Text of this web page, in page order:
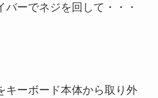
ーでネジを回して・・・
キーボード本体から取り外